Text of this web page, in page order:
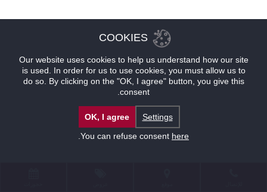
COOKIES
Our website uses cookies to help us understand how our site
is used. In order for us to use cookies, you must allow us to
do so. By clicking on the "OK, I agree" button, you give this
consent.
Settings
OK, I agree
You can refuse consent here
.